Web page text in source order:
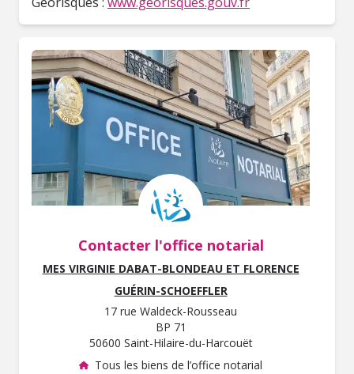
Contacter l'office notarial
MES VIRGINIE DABAT-BLONDEAU ET FLORENCE
GUÉRIN-SCHOEFFLER
17 rue Waldeck-Rousseau
BP 71
50600 Saint-Hilaire-du-Harcouët
Tous les biens de l’office notarial